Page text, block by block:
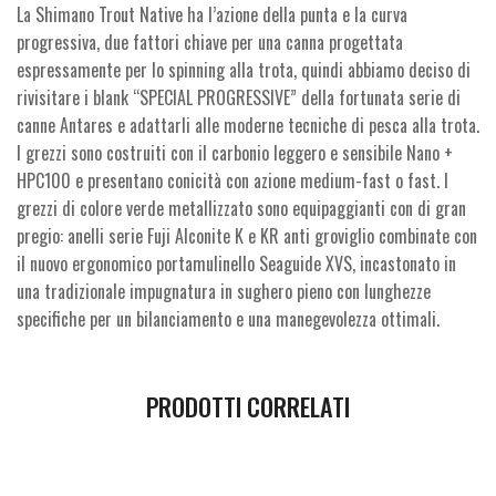
La Shimano Trout Native ha l’azione della punta e la curva
progressiva, due fattori chiave per una canna progettata
espressamente per lo spinning alla trota, quindi abbiamo deciso di
rivisitare i blank “SPECIAL PROGRESSIVE” della fortunata serie di
canne Antares e adattarli alle moderne tecniche di pesca alla trota.
I grezzi sono costruiti con il carbonio leggero e sensibile Nano +
HPC100 e presentano conicità con azione medium-fast o fast. I
grezzi di colore verde metallizzato sono equipaggianti con di gran
pregio: anelli serie Fuji Alconite K e KR anti groviglio combinate con
il nuovo ergonomico portamulinello Seaguide XVS, incastonato in
una tradizionale impugnatura in sughero pieno con lunghezze
specifiche per un bilanciamento e una manegevolezza ottimali.
PRODOTTI CORRELATI